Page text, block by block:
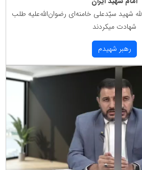
شهید سیّدعلی خامنه‌ای رضوان‌الله‌علیه طلب
شهادت میكردند
رهبر شهیدم